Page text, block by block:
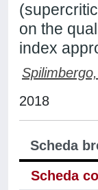
on the
index
2018
Scheda
Scheda